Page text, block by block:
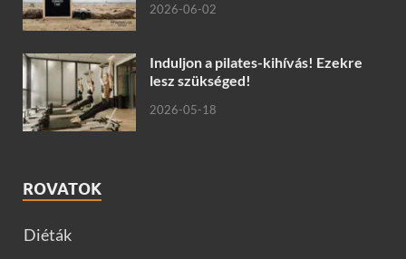
2026-06-02
Induljon a pilates-kihívás! Ezekre
lesz szükséged!
2026-05-18
ROVATOK
Diéták